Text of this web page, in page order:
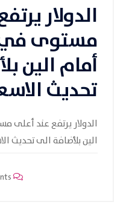
الدولار
مستوى في
أمام الين
تحديث
الدولار يرتفع عند
الين بلأضافة الى تحديث